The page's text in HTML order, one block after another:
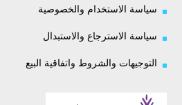
سياسة الاستخدام والخصوصية
سياسة الاسترجاع والاستبدال
التوجيهات والشروط واتفاقية البيع